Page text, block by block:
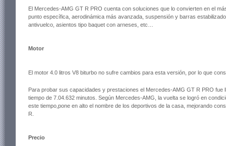
El Mercedes-AMG GT R PRO cuenta con soluciones que lo convierten en el
punto específica, aerodinámica más avanzada, suspensión y barras
antivuelco, asientos tipo baquet con arneses, etc…
Motor
El motor 4.0 litros V8 biturbo no sufre cambios para esta versión, por lo que
Para probar sus capacidades y prestaciones el Mercedes-AMG GT R PRO fue
tiempo de 7.04.632 minutos. Según Mercedes-AMG, la vuelta se logró en
este tiempo,pone en alto el nombre de los deportivos de la casa, mejorando
R.
Precio